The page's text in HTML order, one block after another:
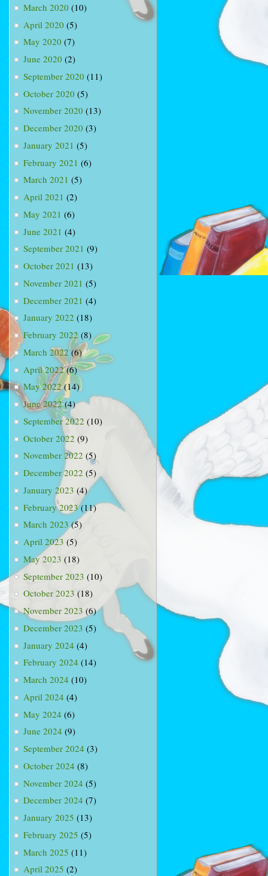
March 2020 (10)
April 2020 (5)
May 2020 (7)
June 2020 (2)
September 2020 (11)
October 2020 (5)
November 2020 (13)
December 2020 (3)
January 2021 (5)
February 2021 (6)
March 2021 (5)
April 2021 (2)
May 2021 (6)
June 2021 (4)
September 2021 (9)
October 2021 (13)
November 2021 (5)
December 2021 (4)
January 2022 (18)
February 2022 (8)
March 2022(6)
April 2022(6)
May 2022(14)
June 2022(4)
September 2022 (10)
October 2022 (9)
November 2022 (5)
December 2022 (5)
January 2023 (4)
February 2023(11)
March 2023(5)
April 2023 (5)
May 2023 (18)
September 2023 (10)
October 2023 (18)
November 2023 (6)
December 2023 (5)
January 2024 (4)
February 2024 (14)
March 2024 (10)
April 2024 (4)
May 2024 (6)
June 2024 (9)
September 2024 (3)
October 2024 (8)
November 2024 (5)
December 2024 (7)
January 2025 (13)
February 2025 (5)
March 2025 (11)
April 2025 (2)